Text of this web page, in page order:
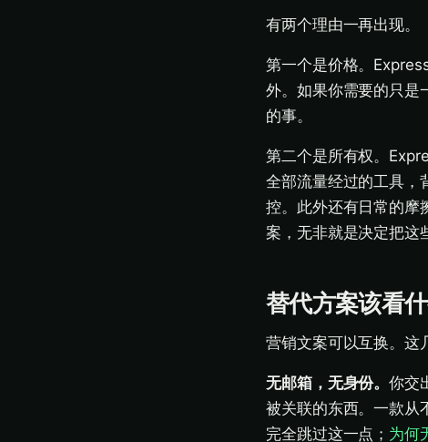
有两个理由一再出现。
第一个是价格。
外。如果你需要的只是
的事。
第二个是所有权。
全部流量经过的工具，
控。此外还有日常的摩
案，无非就是决定把这
替代方案该看
营销文案可以互换。这
无邮箱，无身份。你交
被关联的东西。一款从
完全跳过这一点； 为何